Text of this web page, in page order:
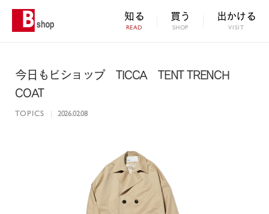
知る
READ
買う
SHOP
出かける
VISIT
今日もビショップ TICCA TENT TRENCH
COAT
TOPICS | 2026.02.08